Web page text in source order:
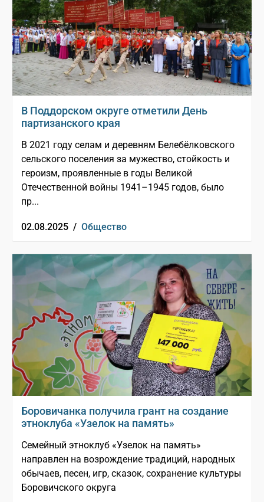
В Поддорском округе отметили День
партизанского края
В 2021 году селам и деревням Белебёлковского
сельского поселения за мужество, стойкость и
героизм, проявленные в годы Великой
Отечественной войны 1941–1945 годов, было
пр...
02.08.2025 / Общество
Боровичанка получила грант на создание
этноклуба «Узелок на память»
Семейный этноклуб «Узелок на память»
направлен на возрождение традиций, народных
обычаев, песен, игр, сказок, сохранение культуры
Боровичского округа